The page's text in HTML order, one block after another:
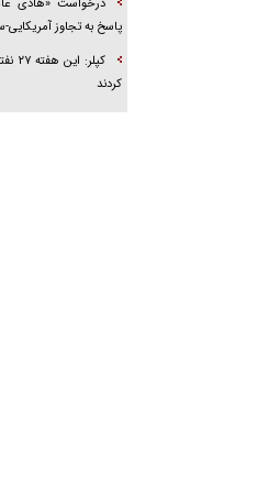
پاسخ به تجاوز
کردند